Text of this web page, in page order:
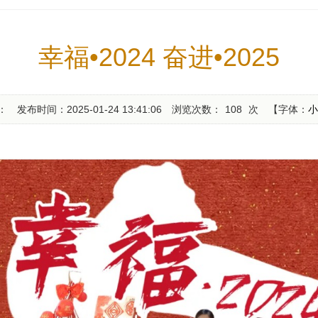
幸福•2024 奋进•2025
发布时间：2025-01-24 13:41:06 浏览次数： 108 次 【字体： 小